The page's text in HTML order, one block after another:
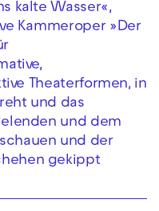
kalte Wasser«,
Kammeroper »Der
Theaterformen, in
und das
und dem
und der
gekippt